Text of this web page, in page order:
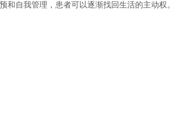
和自我管理，患者可以逐渐找回生活的主动权。